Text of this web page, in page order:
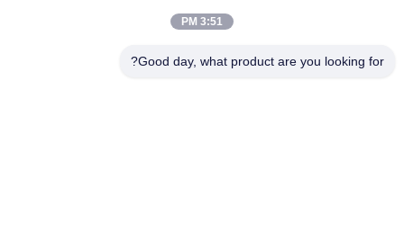
3:51 PM
Good day, what product are you looking for?